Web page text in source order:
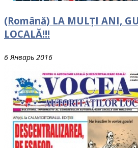
(Română) LA MULȚI ANI,
LOCALĂ!!!
6 Январь 2016